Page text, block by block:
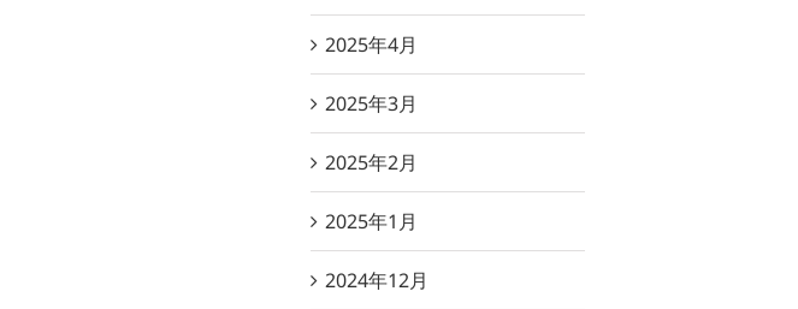
2025年4月
2025年3月
2025年2月
2025年1月
2024年12月